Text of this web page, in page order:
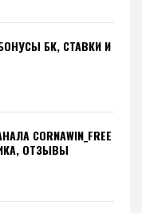
БОНУСЫ БК, СТАВКИ И
CORNAWIN_FREE
ОТЗЫВЫ